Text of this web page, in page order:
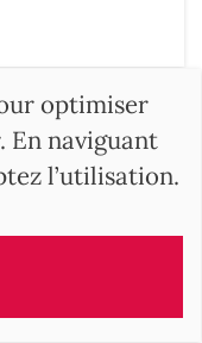
optimiser
naviguant
l’utilisation.